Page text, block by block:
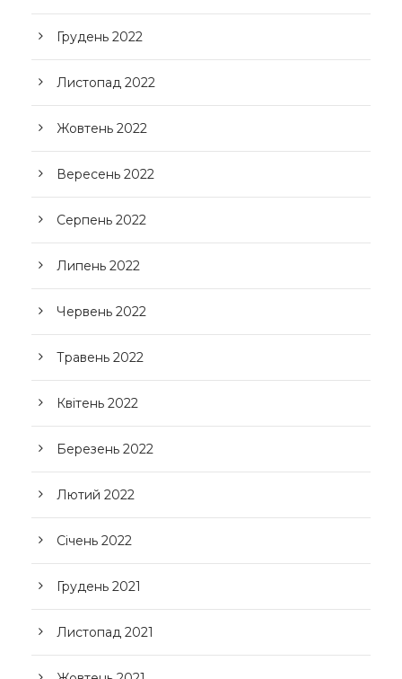
Грудень 2022
Листопад 2022
Жовтень 2022
Вересень 2022
Серпень 2022
Липень 2022
Червень 2022
Травень 2022
Квітень 2022
Березень 2022
Лютий 2022
Січень 2022
Грудень 2021
Листопад 2021